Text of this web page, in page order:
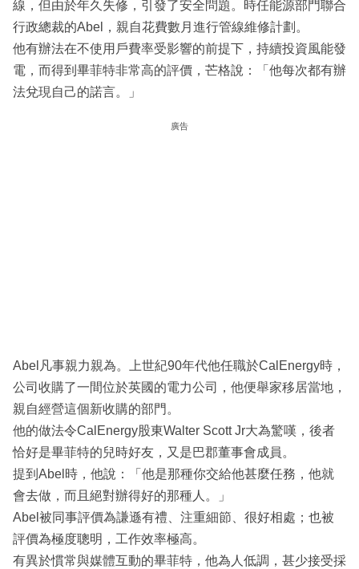
線，但由於年久失修，引發了安全問題。時任能源部門聯合
行政總裁的Abel，親自花費數月進行管線維修計劃。
他有辦法在不使用戶費率受影響的前提下，持續投資風能發
電，而得到畢菲特非常高的評價，芒格說：「他每次都有辦
法兌現自己的諾言。」
廣告
Abel凡事親力親為。上世紀90年代他任職於CalEnergy時，
公司收購了一間位於英國的電力公司，他便舉家移居當地，
親自經營這個新收購的部門。
他的做法令CalEnergy股東Walter Scott Jr大為驚嘆，後者
恰好是畢菲特的兒時好友，又是巴郡董事會成員。
提到Abel時，他說：「他是那種你交給他甚麼任務，他就
會去做，而且絕對辦得好的那種人。」
Abel被同事評價為謙遜有禮、注重細節、很好相處；也被
評價為極度聰明，工作效率極高。
有異於慣常與媒體互動的畢菲特，他為人低調，甚少接受採